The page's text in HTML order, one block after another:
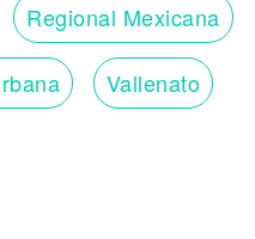
Regional Mexicana
Vallenato